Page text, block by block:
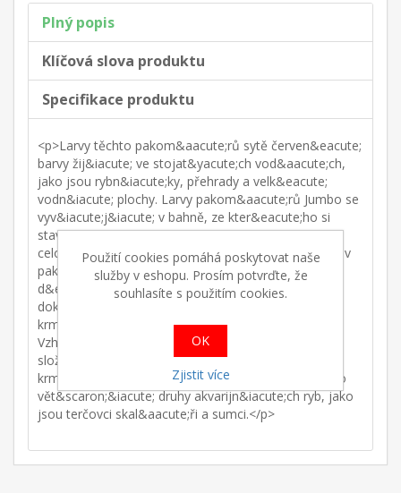
Plný popis
Klíčová slova produktu
Specifikace produktu
<p>Larvy těchto pakom&aacute;rů sytě červen&eacute;
barvy žij&iacute; ve stojat&yacute;ch vod&aacute;ch,
jako jsou rybn&iacute;ky, přehrady a velk&eacute;
vodn&iacute; plochy. Larvy pakom&aacute;rů Jumbo se
vyv&iacute;j&iacute; v bahně, ze kter&eacute;ho si
stav&iacute; trubičky, ve kter&yacute;ch žij&iacute;
celou dobu, než se zakukl&iacute; a přeměn&iacute; v
pakom&aacute;ra. Jumbo patentky dosahuj&iacute;
d&eacute;lky 3-5 cm.</p> <p>Akvarijn&iacute; ryby
dok&aacute;ž&iacute; toto př&iacute;rodn&iacute;
krmivo t&eacute;měř dokonale str&aacute;vit.
Vzhledem ke sv&eacute;mu
složen&iacute;,&uacute;činkům a velikost&iacute; je
krmivo vhodn&eacute; předev&scaron;&iacute;m pro
vět&scaron;&iacute; druhy akvarijn&iacute;ch ryb, jako
jsou terčovci skal&aacute;ři a sumci.</p>
Použití cookies pomáhá poskytovat naše
služby v eshopu. Prosím potvrďte, že
souhlasíte s použitím cookies.
OK
Zjistit více